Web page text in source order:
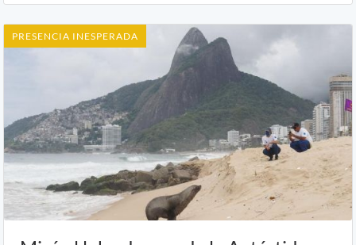
PRESENCIA INESPERADA